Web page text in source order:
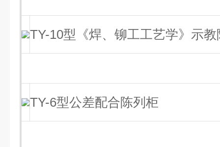
TY-10型《焊、铆工工艺学》示
TY-6型公差配合陈列柜